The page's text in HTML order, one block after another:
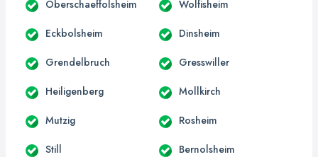
Oberschaeffolsheim Wolfisheim
Eckbolsheim Dinsheim
Grendelbruch Gresswiller
Heiligenberg Mollkirch
Mutzig Rosheim
Still Bernolsheim